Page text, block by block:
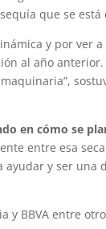
que se está
y por ver
al año
en cómo se
entre esa
y ser una
y BBVA entre